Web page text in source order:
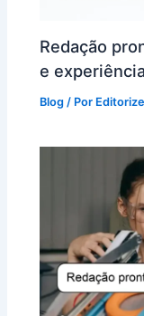
Redação
e
Blog / Por Editorize